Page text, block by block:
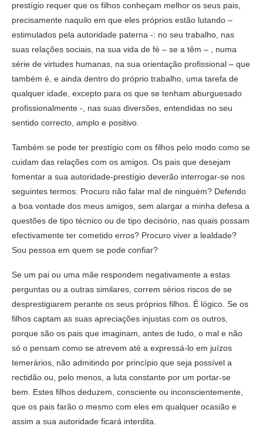
prestígio requer que os filhos conheçam melhor os seus pais,
precisamente naquilo em que eles próprios estão lutando –
estimulados pela autoridade paterna -: no seu trabalho, nas
suas relações sociais, na sua vida de fé – se a têm – , numa
série de virtudes humanas, na sua orientação profissional – que
também é, e ainda dentro do próprio trabalho, uma tarefa de
qualquer idade, excepto para os que se tenham aburguesado
profissionalmente -, nas suas diversões, entendidas no seu
sentido correcto, amplo e positivo.
Também se pode ter prestígio com os filhos pelo modo como se
cuidam das relações com os amigos. Os pais que desejam
fomentar a sua autoridade-prestígio deverão interrogar-se nos
seguintes termos: Procuro não falar mal de ninguém? Defendo
a boa vontade dos meus amigos, sem alargar a minha defesa a
questões de tipo técnico ou de tipo decisório, nas quais possam
efectivamente ter cometido erros? Procuro viver a lealdade?
Sou pessoa em quem se pode confiar?
Se um pai ou uma mãe respondem negativamente a estas
perguntas ou a outras similares, correm sérios riscos de se
desprestigiarem perante os seus próprios filhos. É lógico. Se os
filhos captam as suas apreciações injustas com os outros,
porque são os pais que imaginam, antes de tudo, o mal e não
só o pensam como se atrevem até a expressá-lo em juízos
temerários, não admitindo por princípio que seja possível a
rectidão ou, pelo menos, a luta constante por um portar-se
bem. Estes filhos deduzem, consciente ou inconscientemente,
que os pais farão o mesmo com eles em qualquer ocasião e
assim a sua autoridade ficará interdita.